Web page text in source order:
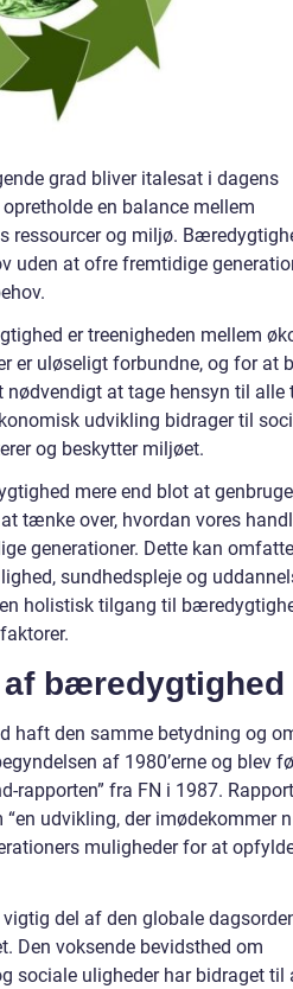
grad bliver italesat i dagens
en balance mellem
ressourcer og miljø.
uden at ofre fremtidige
er treenigheden mellem
er uløseligt forbundne, og for at
at tage hensyn til alle
udvikling bidrager til
og beskytter miljøet.
mere end blot at
tænke over, hvordan vores
generationer. Dette kan omfatte
sundhedspleje og
holistisk tilgang til
bæredygtighed
haft den samme betydning og
af 1980’erne og blev
rapporten” fra FN i 1987.
udvikling, der imødekommer
muligheder for at
del af den globale
Den voksende bevidsthed om
sociale uligheder har bidraget til